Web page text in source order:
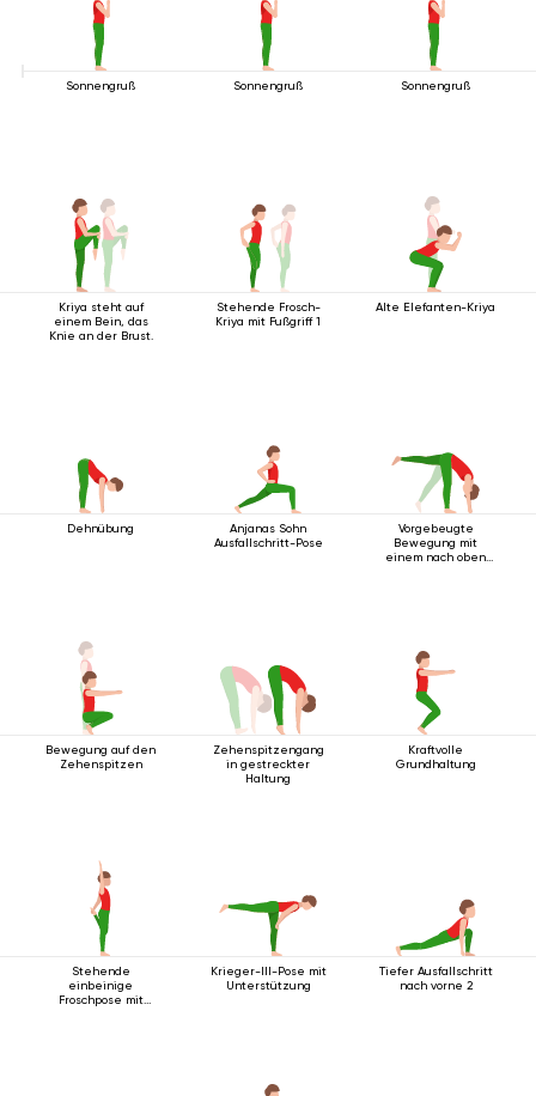
Sonnengruß Sonnengruß Sonnengruß
Kriya steht auf
einem Bein, das
Knie an der Brust.
Stehende Frosch-
Kriya mit Fußgriff 1
Alte Elefanten-Kriya
Dehnübung
Anjanas Sohn
Ausfallschritt-Pose
Vorgebeugte
Bewegung mit
einem nach oben
Bewegung auf den
Zehenspitzen
Zehenspitzengang
in gestreckter
Haltung
Kraftvolle
Grundhaltung
Stehende
einbeinige
Froschpose mit
Krieger-III-Pose mit
Unterstützung
Tiefer Ausfallschritt
nach vorne 2